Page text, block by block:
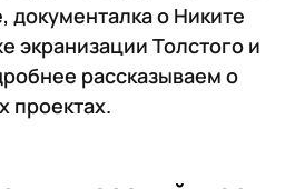
документалка о Никите
экранизации Толстого и
рассказываем о
проектах.